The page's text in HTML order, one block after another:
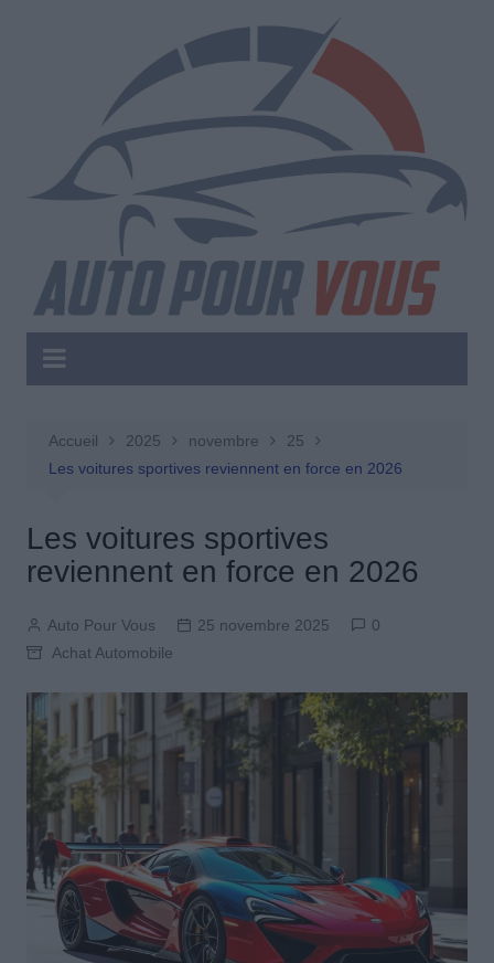
Accueil 2025 novembre
25
Les voitures sportives reviennent en force en 2026
Les voitures sportives
reviennent en force en 2026
Auto Pour Vous 25 novembre 2025
0
Achat Automobile